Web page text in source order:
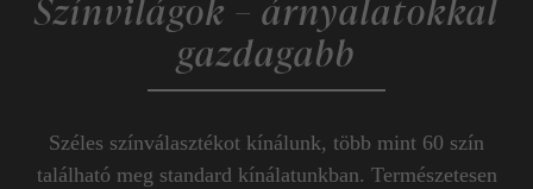
Színvilágok – árnyalatokkal
gazdagabb
Széles színválasztékot kínálunk, több mint 60 szín
található meg standard kínálatunkban. Természetesen